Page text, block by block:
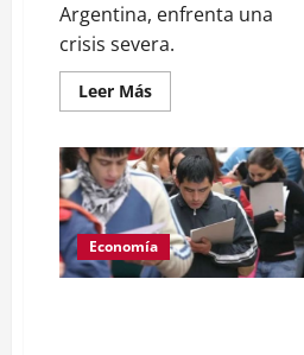
Argentina, enfrenta una
crisis severa.
Leer MásLeer
más
Metalfor
recorta
225
empleos
por
caída
del
60%
Economía